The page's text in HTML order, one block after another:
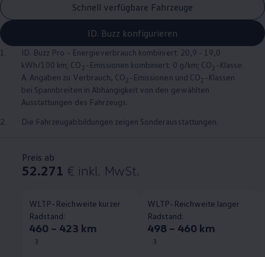
Schnell verfügbare Fahrzeuge
ID. Buzz konfigurieren
1. ID. Buzz Pro - Energieverbrauch kombiniert: 20,9 - 19,0
kWh/100 km; CO 2 -Emissionen kombiniert: 0 g/km; CO2 -Klasse:
A. Angaben zu Verbrauch, CO2 -Emissionen und CO2 -Klassen
bei Spannbreiten in Abhängigkeit von den gewählten
Ausstattungen des Fahrzeugs.
2.
Die Fahrzeugabbildungen zeigen Sonderausstattungen.
Preis ab
52.271 € inkl. MwSt.
WLTP-Reichweite kurzer
Radstand:
460 – 423 km
3
WLTP-Reichweite langer
Radstand:
498 – 460 km
3